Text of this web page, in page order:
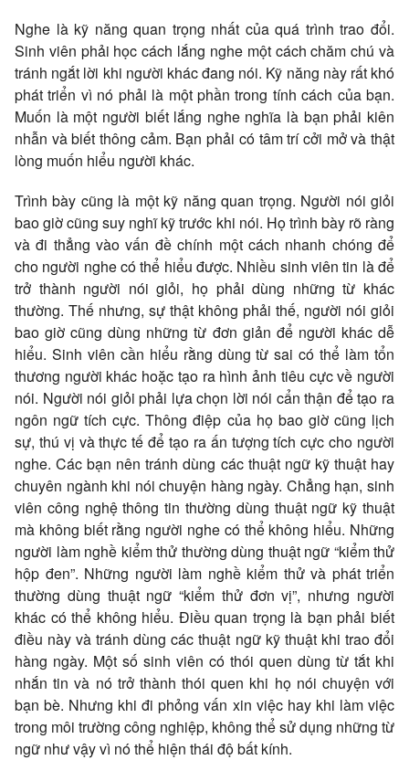
Nghe là kỹ năng quan trọng nhất của quá trình trao đổi.
Sinh viên phải học cách lắng nghe một cách chăm chú và
tránh ngắt lời khi người khác đang nói. Kỹ năng này rất khó
phát triển vì nó phải là một phần trong tính cách của bạn.
Muốn là một người biết lắng nghe nghĩa là bạn phải kiên
nhẫn và biết thông cảm. Bạn phải có tâm trí cởi mở và thật
lòng muốn hiểu người khác.
Trình bày cũng là một kỹ năng quan trọng. Người nói giỏi
bao giờ cũng suy nghĩ kỹ trước khi nói. Họ trình bày rõ ràng
và đi thẳng vào vấn đề chính một cách nhanh chóng để
cho người nghe có thể hiểu được. Nhiều sinh viên tin là để
trở thành người nói giỏi, họ phải dùng những từ khác
thường. Thế nhưng, sự thật không phải thế, người nói giỏi
bao giờ cũng dùng những từ đơn giản để người khác dễ
hiểu. Sinh viên cần hiểu rằng dùng từ sai có thể làm tổn
thương người khác hoặc tạo ra hình ảnh tiêu cực về người
nói. Người nói giỏi phải lựa chọn lời nói cẩn thận để tạo ra
ngôn ngữ tích cực. Thông điệp của họ bao giờ cũng lịch
sự, thú vị và thực tế để tạo ra ấn tượng tích cực cho người
nghe. Các bạn nên tránh dùng các thuật ngữ kỹ thuật hay
chuyên ngành khi nói chuyện hàng ngày. Chẳng hạn, sinh
viên công nghệ thông tin thường dùng thuật ngữ kỹ thuật
mà không biết rằng người nghe có thể không hiểu. Những
người làm nghề kiểm thử thường dùng thuật ngữ “kiểm thử
hộp đen”. Những người làm nghề kiểm thử và phát triển
thường dùng thuật ngữ “kiểm thử đơn vị”, nhưng người
khác có thể không hiểu. Điều quan trọng là bạn phải biết
điều này và tránh dùng các thuật ngữ kỹ thuật khi trao đổi
hàng ngày. Một số sinh viên có thói quen dùng từ tắt khi
nhắn tin và nó trở thành thói quen khi họ nói chuyện với
bạn bè. Nhưng khi đi phỏng vấn xin việc hay khi làm việc
trong môi trường công nghiệp, không thể sử dụng những từ
ngữ như vậy vì nó thể hiện thái độ bất kính.